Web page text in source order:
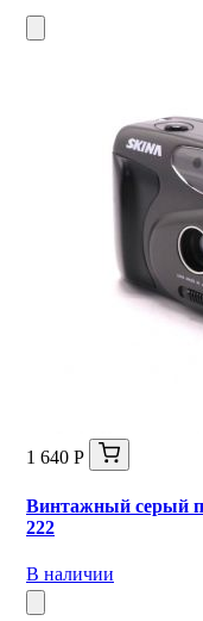
1 640 Р
Винтажный серый
222
В наличии